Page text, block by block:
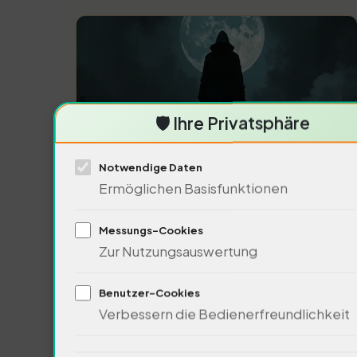
bedeutet dies für die
Die kulturelle Dimension der
🛡️ Ihre Privatsphäre
Notwendige Daten
Ermöglichen Basisfunktionen
Messungs-Cookies
Zur Nutzungsauswertung
Benutzer-Cookies
Verbessern die Bedienerfreundlichkeit